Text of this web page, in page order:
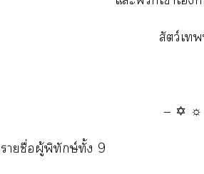
สัตว์เ
— ✡ ☼
รายชื่อผู้พิทักษ์ทั้ง 9